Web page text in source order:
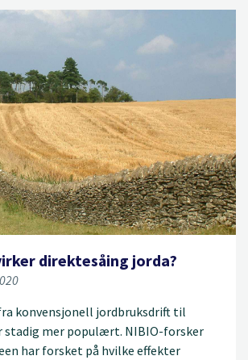
direktesåing jorda?
konvensjonell jordbruksdrift til
stadig mer populært. NIBIO-forsker
har forsket på hvilke effekter